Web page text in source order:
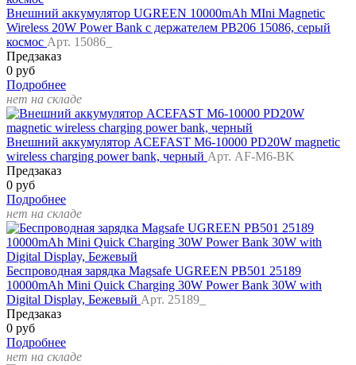
Внешний аккумулятор UGREEN 10000mAh MIni Magnetic
Wireless 20W Power Bank c держателем PB206 15086, серый
космос Арт. 15086_
Предзаказ
0 руб
Подробнее
нет на складе
Внешний аккумулятор ACEFAST M6-10000 PD20W magnetic
wireless charging power bank, черный Арт. AF-M6-BK
Предзаказ
0 руб
Подробнее
нет на складе
Беспроводная зарядка Magsafe UGREEN PB501 25189
10000mAh Mini Quick Charging 30W Power Bank 30W with
Digital Display, Бежевый Арт. 25189_
Предзаказ
0 руб
Подробнее
нет на складе